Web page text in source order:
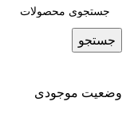
وضعیت موجودی
جستجو